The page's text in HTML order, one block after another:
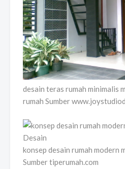
desain teras rumah minimalis
rumah Sumber
konsep desain rumah modern
Sumber tiperumah.com